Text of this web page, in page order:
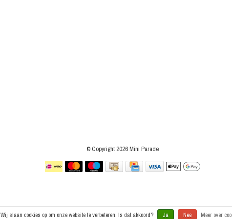
© Copyright 2026 Mini Parade
Wij slaan cookies op om onze website te verbeteren. Is dat akkoord? Ja Nee Meer over